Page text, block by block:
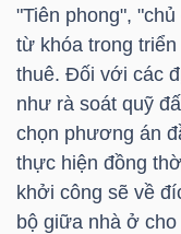
"Tiên phong",
từ khóa trong
thuê. Đối với các
như rà soát quỹ
chọn phương án
thực hiện đồng
khởi công sẽ về
bộ giữa nhà ở
CÔNG
NGHIỆP